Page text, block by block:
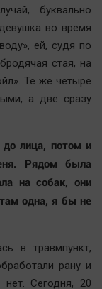
буквально
во время
ей, судя по
стая, на
Те же четыре
а две сразу
до лица, потом и
Рядом была
на собак, они
одна, я бы не
в травмпункт,
рану и
Сегодня, 20